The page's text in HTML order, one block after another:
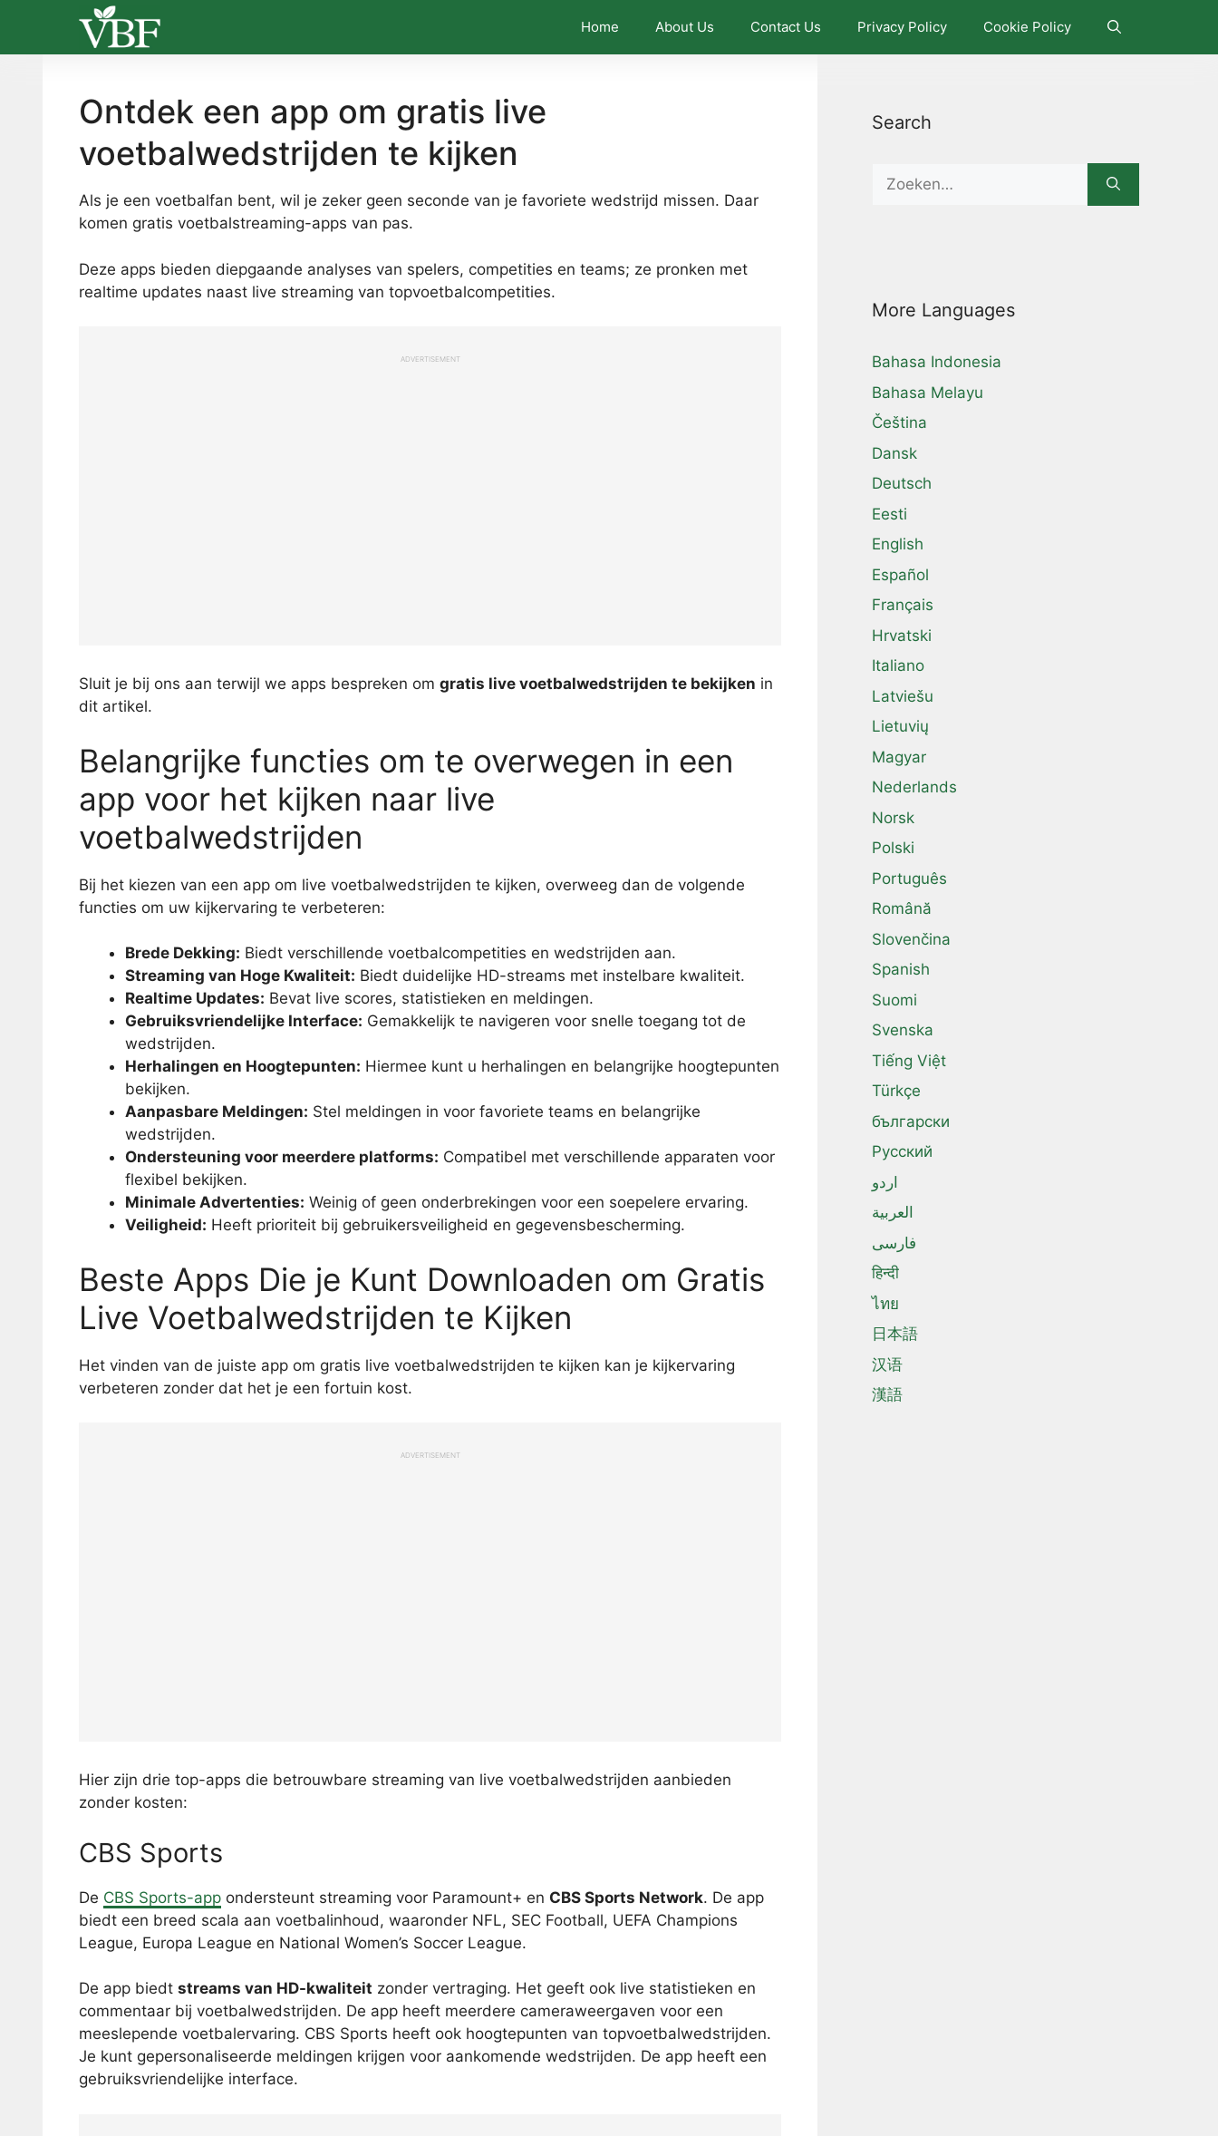
content
Home About Us Contact Us Privacy Policy Cookie Policy
Ontdek een app om gratis live
voetbalwedstrijden te kijken
Als je een voetbalfan bent, wil je zeker geen seconde van je favoriete wedstrijd missen. Daar
komen gratis voetbalstreaming-apps van pas.
Deze apps bieden diepgaande analyses van spelers, competities en teams; ze pronken met
realtime updates naast live streaming van topvoetbalcompetities.
ADVERTISEMENT
Sluit je bij ons aan terwijl we apps bespreken om gratis live voetbalwedstrijden te bekijken in
dit artikel.
Belangrijke functies om te overwegen in een
app voor het kijken naar live
voetbalwedstrijden
Bij het kiezen van een app om live voetbalwedstrijden te kijken, overweeg dan de volgende
functies om uw kijkervaring te verbeteren:
Brede Dekking: Biedt verschillende voetbalcompetities en wedstrijden aan.
Streaming van Hoge Kwaliteit: Biedt duidelijke HD-streams met instelbare kwaliteit.
Realtime Updates: Bevat live scores, statistieken en meldingen.
Gebruiksvriendelijke Interface: Gemakkelijk te navigeren voor snelle toegang tot de
wedstrijden.
Herhalingen en Hoogtepunten: Hiermee kunt u herhalingen en belangrijke hoogtepunten
bekijken.
Aanpasbare Meldingen: Stel meldingen in voor favoriete teams en belangrijke
wedstrijden.
Ondersteuning voor meerdere platforms: Compatibel met verschillende apparaten voor
flexibel bekijken.
Minimale Advertenties: Weinig of geen onderbrekingen voor een soepelere ervaring.
Veiligheid: Heeft prioriteit bij gebruikersveiligheid en gegevensbescherming.
Beste Apps Die je Kunt Downloaden om Gratis
Live Voetbalwedstrijden te Kijken
Het vinden van de juiste app om gratis live voetbalwedstrijden te kijken kan je kijkervaring
verbeteren zonder dat het je een fortuin kost.
ADVERTISEMENT
Hier zijn drie top-apps die betrouwbare streaming van live voetbalwedstrijden aanbieden
zonder kosten:
CBS Sports
De CBS Sports-app ondersteunt streaming voor Paramount+ en CBS Sports Network. De app
biedt een breed scala aan voetbalinhoud, waaronder NFL, SEC Football, UEFA Champions
League, Europa League en National Women’s Soccer League.
De app biedt streams van HD-kwaliteit zonder vertraging. Het geeft ook live statistieken en
commentaar bij voetbalwedstrijden. De app heeft meerdere cameraweergaven voor een
meeslepende voetbalervaring. CBS Sports heeft ook hoogtepunten van topvoetbalwedstrijden.
Je kunt gepersonaliseerde meldingen krijgen voor aankomende wedstrijden. De app heeft een
gebruiksvriendelijke interface.
Search
Search
More Languages
Bahasa Indonesia
Bahasa Melayu
Čeština
Dansk
Deutsch
Eesti
English
Español
Français
Hrvatski
Italiano
Latviešu
Lietuvių
Magyar
Nederlands
Norsk
Polski
Português
Română
Slovenčina
Spanish
Suomi
Svenska
Tiếng Việt
Türkçe
български
Русский
اردو
العربية
فارسی
हिन्दी
ไทย
日本語
汉语
漢語